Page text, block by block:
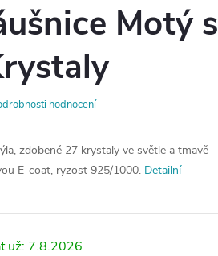
Motý s
hodnocení
zdobené 27 krystaly ve světle a tmavě
E-coat, ryzost 925/1000. Detailní
7.8.2026